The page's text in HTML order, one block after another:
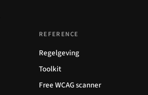
REFERENCE
Regelgeving
Toolkit
Free WCAG scanner